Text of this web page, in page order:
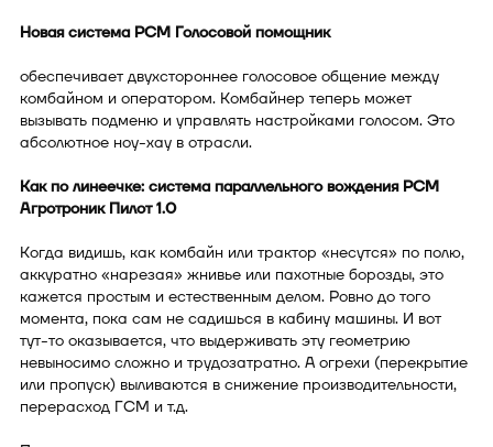
Новая система РСМ Голосовой помощник
обеспечивает двухстороннее голосовое общение между
комбайном и оператором. Комбайнер теперь может
вызывать подменю и управлять настройками голосом. Это
абсолютное ноу-хау в отрасли.
Как по линеечке: система параллельного вождения РСМ
Агротроник Пилот 1.0
Когда видишь, как комбайн или трактор «несутся» по полю,
аккуратно «нарезая» жнивье или пахотные борозды, это
кажется простым и естественным делом. Ровно до того
момента, пока сам не садишься в кабину машины. И вот
тут-то оказывается, что выдерживать эту геометрию
невыносимо сложно и трудозатратно. А огрехи (перекрытие
или пропуск) выливаются в снижение производительности,
перерасход ГСМ и т.д.